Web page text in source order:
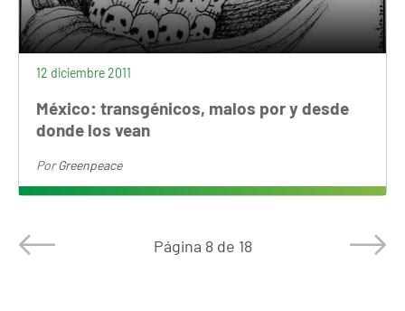
12 diciembre 2011
México: transgénicos, malos por y desde
donde los vean
PorGreenpeace
Página 8 de 18